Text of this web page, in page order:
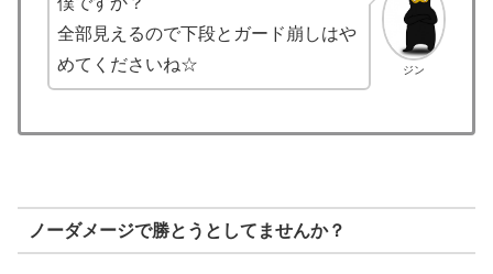
ジン
全部見えるので下段とガード崩しはや
めてくださいね☆
ノーダメージで勝とうとしてませんか？